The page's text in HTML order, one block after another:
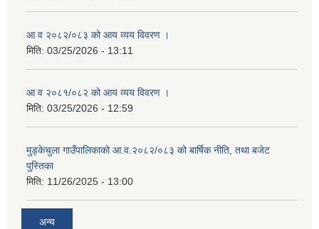
आ व २०८२/०८३ को आय व्यय विवरण ।
मिति: 03/25/2026 - 13:11
आ व २०८१/०८२ को आय व्यय विवरण ।
मिति: 03/25/2026 - 12:59
मुड्केचुला गाउँपालिकाको आ.व.२०८२/०८३ को बार्षिक नीति, तथा बजेट
पुस्तिका
मिति: 11/26/2025 - 13:00
अन्य